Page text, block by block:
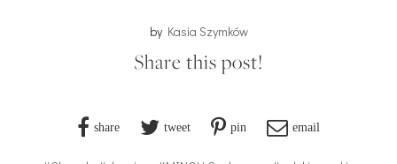
by Kasia Szymków
Share this post!
share tweet pin email